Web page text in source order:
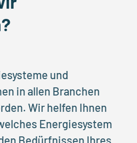
und
in allen Branchen
Wir helfen Ihnen
Energiesystem
Bedürfnissen Ihres